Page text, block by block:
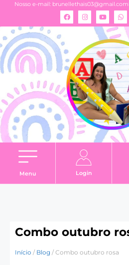
Nosso e-mail: brunellethais03@gmail.com
Menu Login
Combo outubro
Início / Blog / Combo outubro rosa